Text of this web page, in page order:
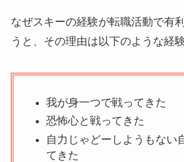
なぜスキーの経験が転職活動で有
うと、その理由は以下のような経験
我が身一つで戦ってきた
恐怖心と戦ってきた
自力じゃどーしようもない
てきた